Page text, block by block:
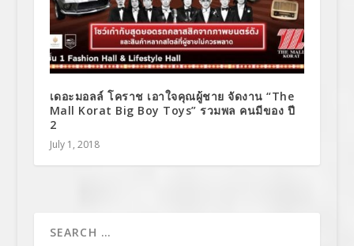
เดอะมอลล์ โคราช เอาใจคุณผู้ชาย จัดงาน “The
Mall Korat Big Boy Toys” รวมพล คนมีของ ปี
2
July 1, 2018